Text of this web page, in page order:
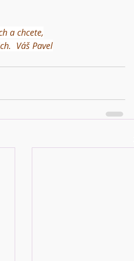
a chcete,
Váš Pavel